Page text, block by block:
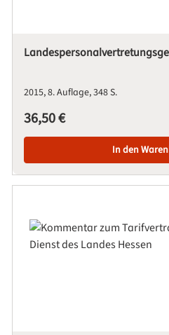
20158. Auflage348 S.
Regulärer Preis:
36,50 €
In den